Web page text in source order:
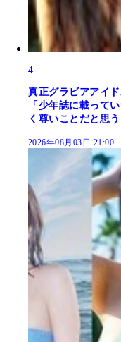
4
真正グラビアアイ
「少年誌に載って
く尊いことだと思う
2026年08月03日 21:00